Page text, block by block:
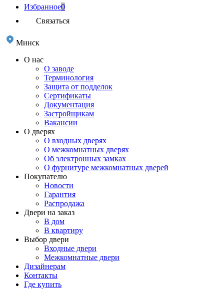
Избранное0
Связаться
Минск
О нас
О заводе
Терминология
Защита от подделок
Сертификаты
Документация
Застройщикам
Вакансии
О дверях
О входных дверях
О межкомнатных дверях
Об электронных замках
О фурнитуре межкомнатных дверей
Покупателю
Новости
Гарантия
Распродажа
Двери на заказ
В дом
В квартиру
Выбор двери
Входные двери
Межкомнатные двери
Дизайнерам
Контакты
Где купить